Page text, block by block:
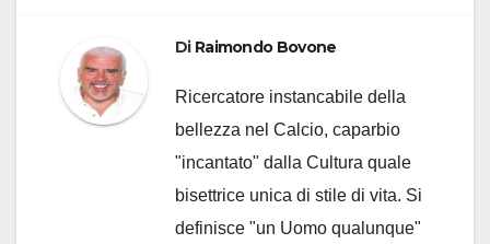
Di Raimondo Bovone
Ricercatore instancabile della
bellezza nel Calcio, caparbio
"incantato" dalla Cultura quale
bisettrice unica di stile di vita. Si
definisce "un Uomo qualunque"